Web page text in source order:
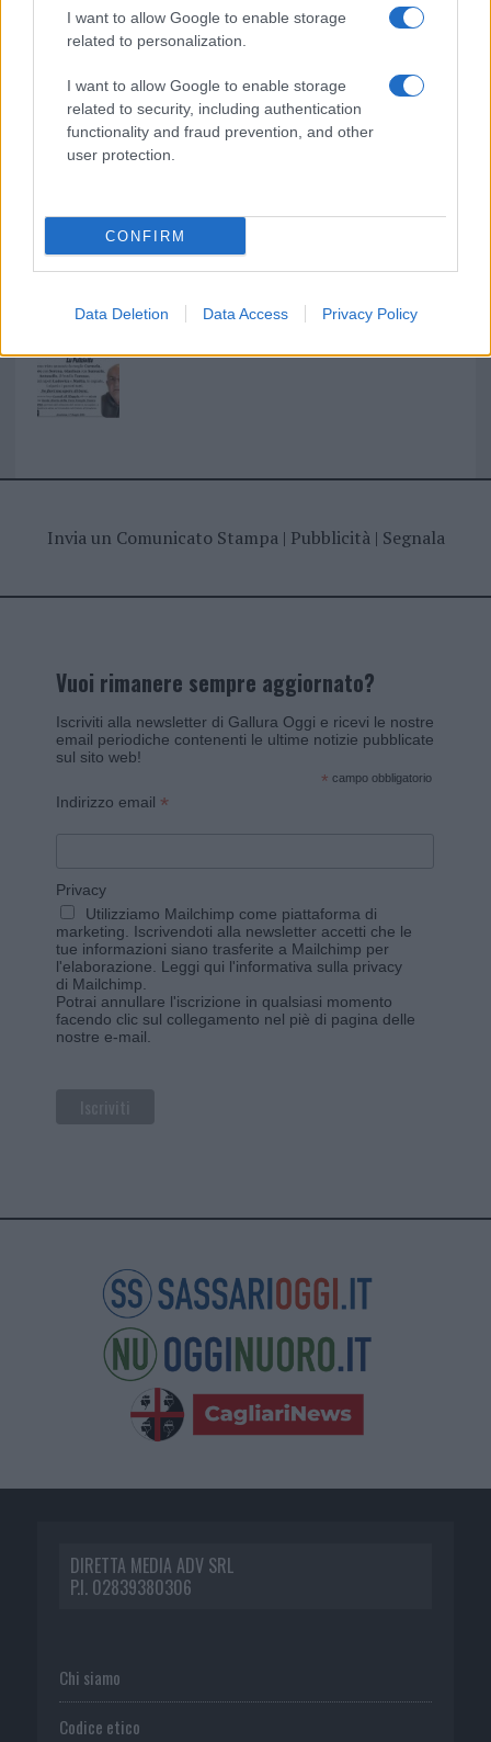
I want to allow Google to enable storage
related to personalization.
I want to allow Google to enable storage
related to security, including authentication
functionality and fraud prevention, and other
user protection.
CONFIRM
Data Deletion Data Access Privacy Policy
I nostri cari
I nostri cari
Invia un Comunicato Stampa| Pubblicità| Segnala
Vuoi rimanere sempre aggiornato?
Iscriviti alla newsletter di Gallura Oggi e ricevi le nostre
email periodiche contenenti le ultime notizie pubblicate
sul sito web!
* campo obbligatorio
Indirizzo email *
Privacy
Utilizziamo Mailchimp come piattaforma di
marketing. Iscrivendoti alla newsletter accetti che le
tue informazioni siano trasferite a Mailchimp per
l'elaborazione. Leggi qui l'informativa sulla privacy
di Mailchimp
Potrai annullare l'iscrizione in qualsiasi momento
facendo clic sul collegamento nel piè di pagina delle
nostre e-mail.
DIRETTA MEDIA ADV SRL
P.I. 02839380306
Chi siamo
Codice etico